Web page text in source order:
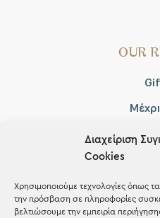
Διαχείριση
Cookies
Χρησιμοποιούμε τεχνολογίες όπως
την πρόσβαση σε πληροφορίες
βελτιώσουμε την εμπειρία
OUR
Shop